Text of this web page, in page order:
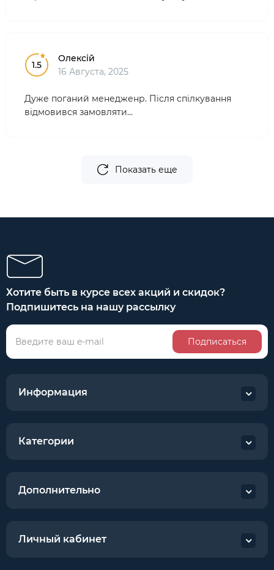
1.5
Олексій
16 Августа, 2025
Дуже поганий менедженр. Після спілкування
відмовився замовляти...
Показать еще
Хотите быть в курсе всех акций и скидок?
Подпишитесь на нашу рассылку
Подписаться
Информация
Категории
Дополнительно
Личный кабинет